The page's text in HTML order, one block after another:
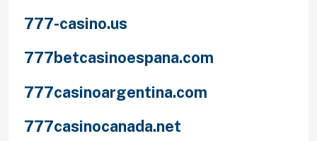
777-casino.us
777betcasinoespana.com
777casinoargentina.com
777casinocanada.net